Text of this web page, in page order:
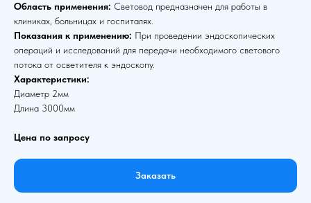
Область применения: Световод предназначен для работы в
клиниках, больницах и госпиталях.
Показания к применению: При проведении эндоскопических
операций и исследований для передачи необходимого светового
потока от осветителя к эндоскопу.
Характеристики:
Диаметр 2мм
Длина 3000мм
Цена по запросу
Заказать